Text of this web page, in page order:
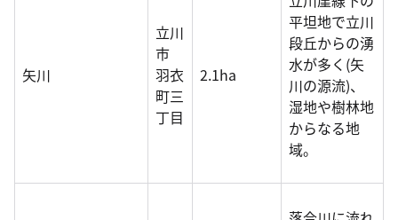
矢川
立川
市
羽衣
町三
丁目
2.1ha
平坦地で立川
段丘からの湧
水が多く(矢
川の源流)、
湿地や樹林地
からなる地
域。